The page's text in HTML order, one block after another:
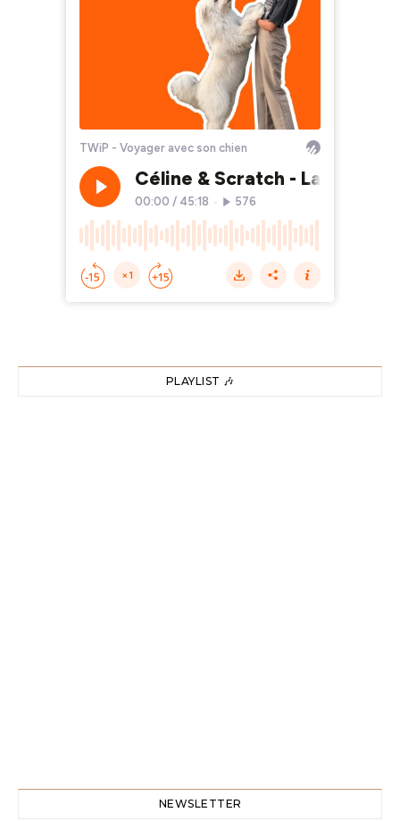
PLAYLIST 🎶
NEWSLETTER